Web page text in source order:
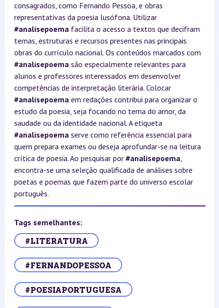
consagrados, como Fernando Pessoa, e obras
representativas da poesia lusófona. Utilizar
#analisepoemafacilita o acesso a textos que decifram
temas, estruturas e recursos presentes nas principais
obras do currículo nacional. Os conteúdos marcados com
#analisepoemasão especialmente relevantes para
alunos e professores interessados em desenvolver
competências de interpretação literária. Colocar
#analisepoemaem redações contribui para organizar o
estudo da poesia, seja focando no tema do amor, da
saudade ou da identidade nacional. A etiqueta
#analisepoemaserve como referência essencial para
quem prepara exames ou deseja aprofundar-se na leitura
crítica de poesia. Ao pesquisar por #analisepoema,
encontra-se uma seleção qualificada de análises sobre
poetas e poemas que fazem parte do universo escolar
português.
Tags semelhantes:
#LITERATURA
#FERNANDOPESSOA
#POESIAPORTUGUESA